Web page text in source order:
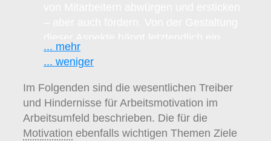
breites Spektrum an Wirkungen ab – von
Höchstleistung (bei hoher
bis Burnout (bei geringerAusprägung)
und in seiner Folge psychische und
körperliche Erkrankungen ( Melamed et
al., 2006).
... mehr
... weniger
Im Folgenden sind die wesentlichen Treiber
und Hindernisse für Arbeitsmotivation im
Arbeitsumfeld beschrieben. Die für die
Motivation ebenfalls wichtigen Themen Ziele